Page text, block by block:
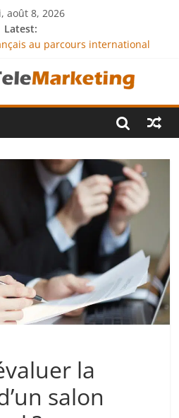
août 8, 2026
Latest:
au parcours international
comment l’entreprise se
?
service de l’indépendance
éducative comme moteur de
solutions logistiques au service
la
salon